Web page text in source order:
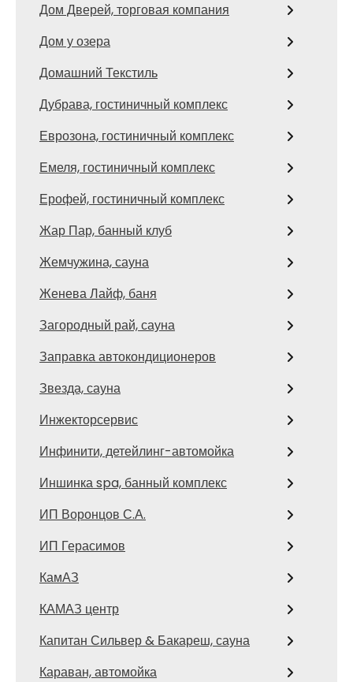
Дом Дверей, торговая компания
Дом у озера
Домашний Текстиль
Дубрава, гостиничный комплекс
Еврозона, гостиничный комплекс
Емеля, гостиничный комплекс
Ерофей, гостиничный комплекс
Жар Пар, банный клуб
Жемчужина, сауна
Женева Лайф, баня
Загородный рай, сауна
Заправка автокондиционеров
Звезда, сауна
Инжекторсервис
Инфинити, детейлинг-автомойка
Иншинка spa, банный комплекс
ИП Воронцов С.А.
ИП Герасимов
КамАЗ
КАМАЗ центр
Капитан Сильвер & Бакареш, сауна
Караван, автомойка